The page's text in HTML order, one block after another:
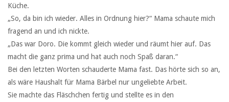
Küche.
„So, da bin ich wieder. Alles in Ordnung hier?“ Mama schaute mich
fragend an und ich nickte.
„Das war Doro. Die kommt gleich wieder und räumt hier auf. Das
macht die ganz prima und hat auch noch Spaß daran.“
Bei den letzten Worten schauderte Mama fast. Das hörte sich so an,
als wäre Haushalt für Mama Bärbel nur ungeliebte Arbeit.
Sie machte das Fläschchen fertig und stellte es in den